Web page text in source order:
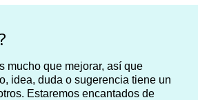
mucho que mejorar, así que
idea, duda o sugerencia tiene un
Estaremos encantados de